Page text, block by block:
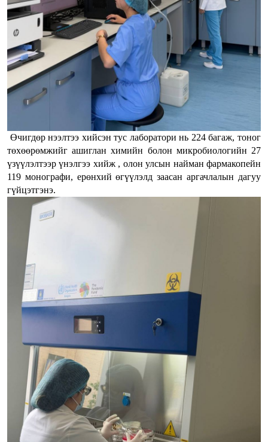
Өчигдөр нээлтээ хийсэн тус лаборатори нь 224 багаж, тоног
төхөөрөмжийг ашиглан химийн болон микробиологийн 27
үзүүлэлтээр үнэлгээ хийж , олон улсын найман фармакопейн
119 монографи, ерөнхий өгүүлэлд заасан аргачлалын дагуу
гүйцэтгэнэ.